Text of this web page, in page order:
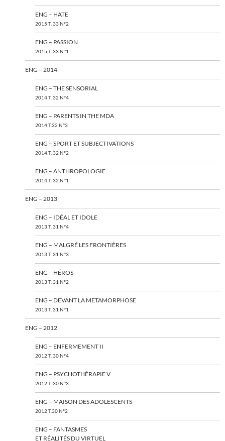
ENG – HATE
2015 T. 33 N°2
ENG – PASSION
2015 T. 33 N°1
ENG – 2014
ENG – THE SENSORIAL
2014 T. 32 N°4
ENG – PARENTS IN THE MDA
2014 T.32 N°3
ENG – SPORT ET SUBJECTIVATIONS
2014 T. 32 N°2
ENG – ANTHROPOLOGIE
2014 T. 32 N°1
ENG – 2013
ENG – IDÉAL ET IDOLE
2013 T. 31 N°4
ENG – MALGRÉ LES FRONTIÈRES
2013 T. 31 N°3
ENG – HÉROS
2013 T. 31 N°2
ENG – DEVANT LA METAMORPHOSE
2013 T. 31 N°1
ENG – 2012
ENG – ENFERMEMENT II
2012 T. 30 N°4
ENG – PSYCHOTHÉRAPIE V
2012 T. 30 N°3
ENG – MAISON DES ADOLESCENTS
2012 T.30 N°2
ENG – FANTASMES
ET RÉALITÉS DU VIRTUEL